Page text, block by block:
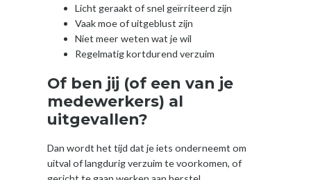
Licht geraakt of snel geïrriteerd zijn
Vaak moe of uitgeblust zijn
Niet meer weten wat je wil
Regelmatig kortdurend verzuim
Of ben jij (of een van je
medewerkers) al
uitgevallen?
Dan wordt het tijd dat je iets onderneemt om
uitval of langdurig verzuim te voorkomen, of